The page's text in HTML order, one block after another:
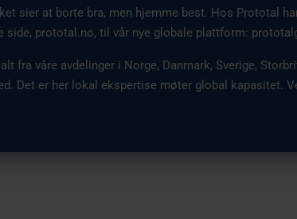
sier at borte bra, men hjemme best. Hos Prototal
side, prototal.no, til vår nye globale plattform:
fra våre avdelinger i Norge, Danmark, Sverige,
Det er her lokal ekspertise møter global kapasitet.
Industries
seg til